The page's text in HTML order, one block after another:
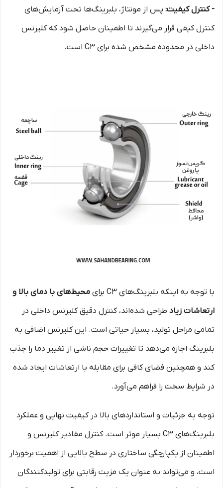
- کنترل کیفیت: پس از مونتاژ، بلبرینگ‌ها تحت آزمایش‌های
کنترل کیفی قرار می‌گیرند تا اطمینان حاصل شود که کلیرنس
داخلی در محدوده مشخص شده برای C3 است.
با توجه به اینکه بلبرینگ‌های C3 برای
محیط‌های با دمای بالا و
ارتعاشات زیاد طراحی شده‌اند، کنترل دقیق کلیرنس داخلی در
تمامی مراحل تولید، بسیار حیاتی است. این کلیرنس اضافی به
بلبرینگ اجازه می‌دهد تا تغییرات حجم ناشی از تغییر دما را جذب
کند و همچنین فضای کافی برای مقابله با ارتعاشات ایجاد شده
در شرایط سخت را فراهم می‌آورد.
توجه به جزئیات و استانداردهای بالا در کیفیت نهایی و عملکرد
بلبرینگ‌های C3 بسیار موثر است. کنترل مقادیر کلیرنس و
اطمینان از یکپارچگی ساختاری در سطح بالایی از اهمیت برخوردار
است، و می‌تواند به عنوان یک مزیت رقابتی برای تولیدکنندگان